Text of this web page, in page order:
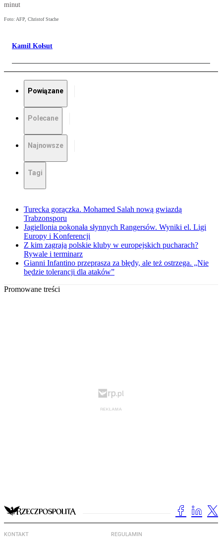
minut
Foto: AFP, Christof Stache
Kamil Kołsut
Powiązane
Polecane
Najnowsze
Tagi
Turecka gorączka. Mohamed Salah nową gwiazdą
Trabzonsporu
Jagiellonia pokonała słynnych Rangersów. Wyniki el. Ligi
Europy i Konferencji
Z kim zagrają polskie kluby w europejskich pucharach?
Rywale i terminarz
Gianni Infantino przeprasza za błędy, ale też ostrzega. „Nie
będzie tolerancji dla ataków”
Promowane treści
KONTAKT REGULAMIN